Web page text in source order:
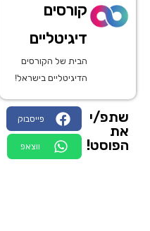
קורסים
דיגיטליים
הבית של הקורסים
הדיגיטליים בישראל!
שתפ/י
את
הפוסט!
פייסבוק
ווצאפ